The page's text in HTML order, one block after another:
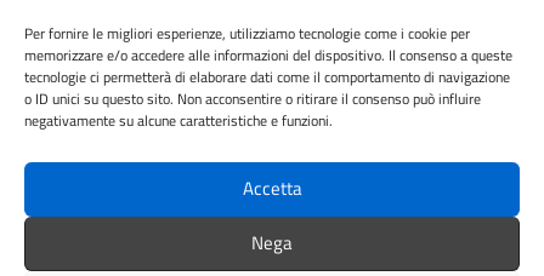
Per fornire le migliori esperienze, utilizziamo tecnologie come i cookie per
memorizzare e/o accedere alle informazioni del dispositivo. Il consenso a queste
tecnologie ci permetterà di elaborare dati come il comportamento di navigazione
o ID unici su questo sito. Non acconsentire o ritirare il consenso può influire
negativamente su alcune caratteristiche e funzioni.
Accetta
Nega
Leggi le FAQ
Prenotazione appuntamento
Segnalazione disservizio
Whistleblowing
Amministrazione trasparente fino al 29/10/2024
Albo Pretorio
Cookie Policy